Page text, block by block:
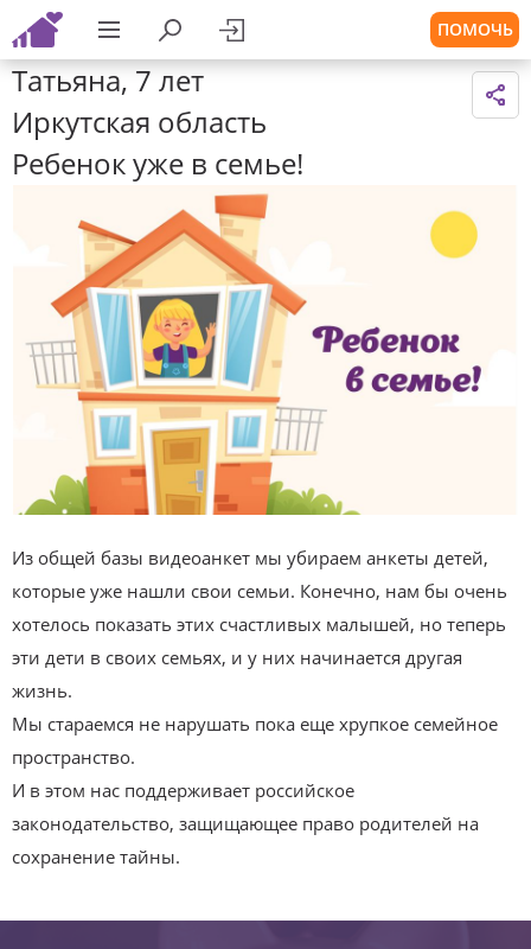
ПОМОЧЬ
Татьяна, 7 лет
Иркутская область
Ребенок уже в семье!
Из общей базы видеоанкет мы убираем анкеты детей,
которые уже нашли свои семьи. Конечно, нам бы очень
хотелось показать этих счастливых малышей, но теперь
эти дети в своих семьях, и у них начинается другая
жизнь.
Мы стараемся не нарушать пока еще хрупкое семейное
пространство.
И в этом нас поддерживает российское
законодательство, защищающее право родителей на
сохранение тайны.